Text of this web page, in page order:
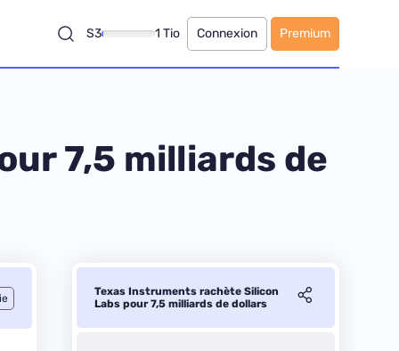
S3 1 Tio Connexion Premium
7,5 milliards de
Texas Instruments rachète Silicon
Labs pour 7,5 milliards de dollars